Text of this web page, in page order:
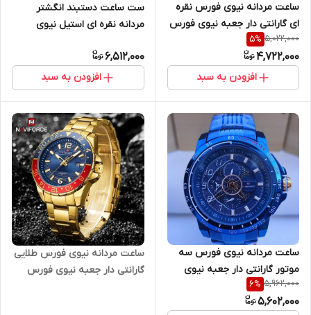
ساعت مردانه نیوی فورس نقره
ای گارانتی دار جعبه نیوی فورس
5,022,000
5%
4,722,000
افزودن به سبد
ست ساعت دستبند انگشتر
مردانه نقره ای استیل نیوی
6,512,000
افزودن به سبد
ساعت مردانه نیوی فورس سه
موتور گارانتی دار جعبه نیوی
فورس
5,962,000
6%
5,602,000
ساعت مردانه نیوی فورس طلایی
گارانتی دار جعبه نیوی فورس